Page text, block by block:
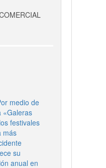
medio de
«Galeras
festivales
más
su
anual en